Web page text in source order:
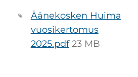
Äänekosken Huima
vuosikertomus
2025.pdf 23 MB